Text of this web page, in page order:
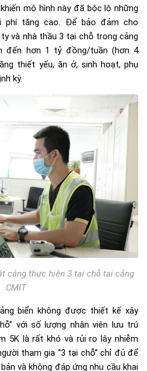
mô hình này đã bộc lộ những
phí tăng cao. Để bảo đảm cho
và nhà thầu 3 tại chỗ trong cảng
đến hơn 1 tỷ đồng/tuần (hơn 4
thiết yếu, ăn ở, sinh hoạt, phụ
kỳ.
cảng thực hiện 3 tại chỗ tại cảng
CMIT
biển không được thiết kế xây
với số lượng nhân viên lưu trú
5K là rất khó và rủi ro lây nhiễm
tham gia “3 tại chỗ” chỉ đủ để
và không đáp ứng nhu cầu khai